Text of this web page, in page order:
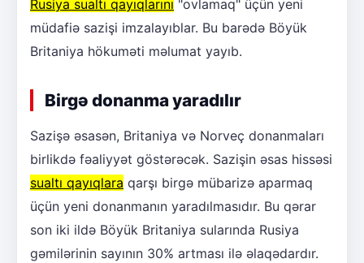
Rusiya sualtı qayıqlarını "ovlamaq" üçün yeni
müdafiə sazişi imzalayıblar. Bu barədə Böyük
Britaniya hökuməti məlumat yayıb.
Birgə donanma yaradılır
Sazişə əsasən, Britaniya və Norveç donanmaları
birlikdə fəaliyyət göstərəcək. Sazişin əsas hissəsi
sualtı qayıqlara qarşı birgə mübarizə aparmaq
üçün yeni donanmanın yaradılmasıdır. Bu qərar
son iki ildə Böyük Britaniya sularında Rusiya
gəmilərinin sayının 30% artması ilə əlaqədardır.